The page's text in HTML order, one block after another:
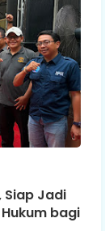
Siap Jadi
bagi